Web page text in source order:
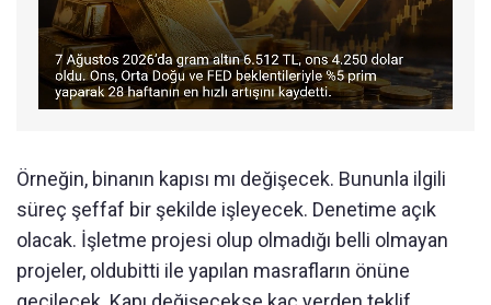
Örneğin, binanın kapısı mı değişecek. Bununla ilgili
süreç şeffaf bir şekilde işleyecek. Denetime açık
olacak. İşletme projesi olup olmadığı belli olmayan
projeler, oldubitti ile yapılan masrafların önüne